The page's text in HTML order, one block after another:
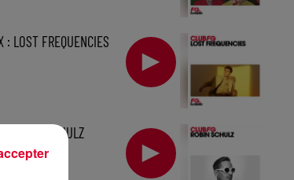
: LOST FREQUENCIES
: ROBIN SCHULZ